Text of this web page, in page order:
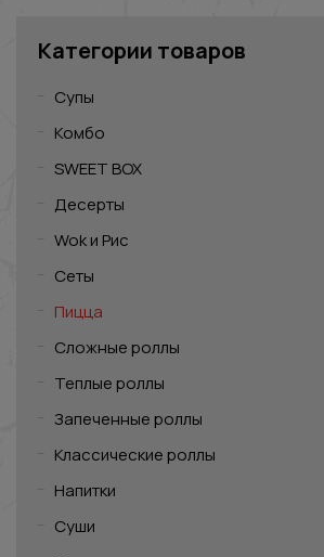
Категории товаров
Супы
Комбо
SWEET BOX
Десерты
Wok и Рис
Сеты
Пицца
Сложные роллы
Теплые роллы
Запеченные роллы
Классические роллы
Напитки
Суши